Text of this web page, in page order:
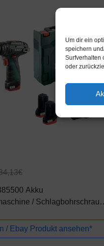
Um dir ein
speichern
Surfverhalten
oder
Akku
/
Gürtelhaken; 2 Akkus;
Ion...
/ Ebay Produkt ansehen*